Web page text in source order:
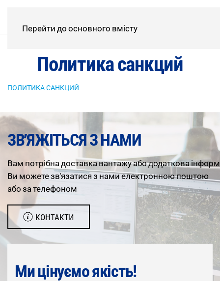
Перейти до основного вмісту
Политика санкций
ПОЛИТИКА САНКЦИЙ
ЗВ’ЯЖІТЬСЯ З НАМИ
Вам потрібна доставкавантажуабододаткова
Ви можете зв'язатися з нами електронною поштою
або за телефоном
КОНТАКТИ
Ми цінуємо якість!